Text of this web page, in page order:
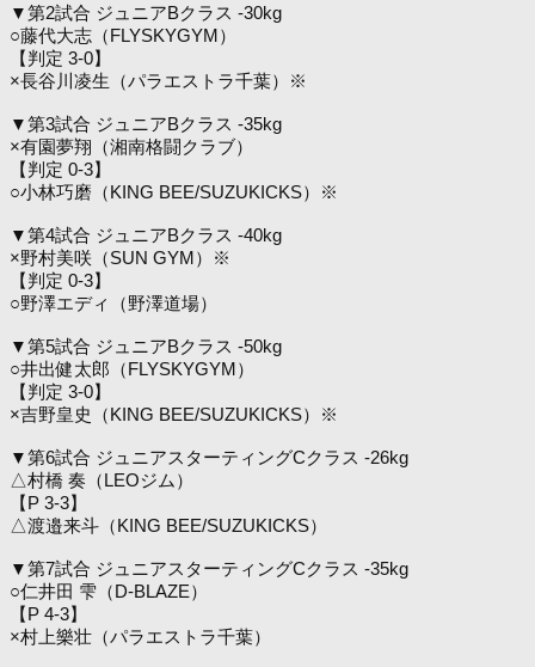
▼第2試合 ジュニアBクラス -30kg
○藤代大志（FLYSKYGYM）
【判定 3-0】
×長谷川凌生（パラエストラ千葉）※
▼第3試合 ジュニアBクラス -35kg
×有園夢翔（湘南格闘クラブ）
【判定 0-3】
○小林巧磨（KING BEE/SUZUKICKS）※
▼第4試合 ジュニアBクラス -40kg
×野村美咲（SUN GYM）※
【判定 0-3】
○野澤エディ（野澤道場）
▼第5試合 ジュニアBクラス -50kg
○井出健太郎（FLYSKYGYM）
【判定 3-0】
×吉野皇史（KING BEE/SUZUKICKS）※
▼第6試合 ジュニアスターティングCクラス -26kg
△村橋 奏（LEOジム）
【P 3-3】
△渡邉来斗（KING BEE/SUZUKICKS）
▼第7試合 ジュニアスターティングCクラス -35kg
○仁井田 雫（D-BLAZE）
【P 4-3】
×村上樂壮（パラエストラ千葉）